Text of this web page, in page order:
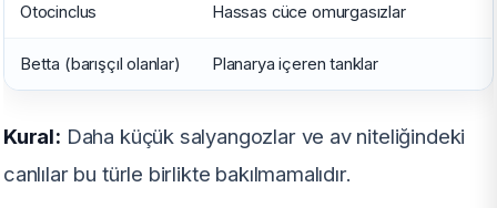
Otocinclus Hassas cüce omurgasızlar
Betta (barışçıl olanlar) Planarya içeren tanklar
Kural: Daha küçük salyangozlar ve av niteliğindeki
canlılar bu türle birlikte bakılmamalıdır.